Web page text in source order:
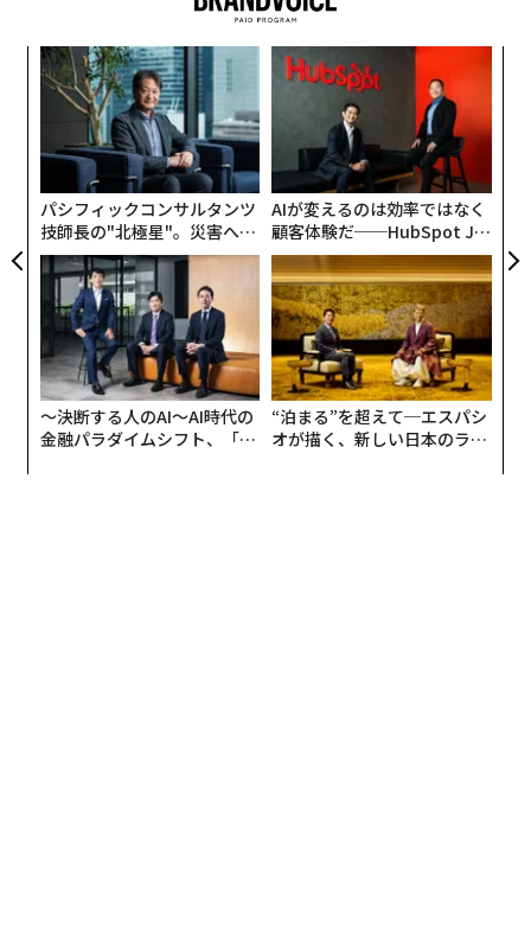
パシフィックコンサルタンツ
技師長の"北極星"。災害への
無力感を乗り越え見つけた、
防災一筋20年の答え
AIが変えるのは効率ではなく
顧客体験だ──HubSpot Ja
panが語る「Grow Better」
な組織のつくり方
〜決断する人のAI〜AI時代の
金融パラダイムシフト、「超
“泊まる”を超えて─エスパシ
オが描く、新しい日本のラグ